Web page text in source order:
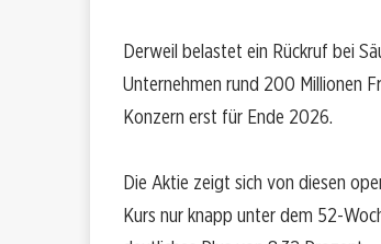
Derweil belastet ein Rückruf bei
Unternehmen rund 200 Millionen
Konzern erst für Ende 2026.
Die Aktie zeigt sich von diesen
Kurs nur knapp unter dem 52-